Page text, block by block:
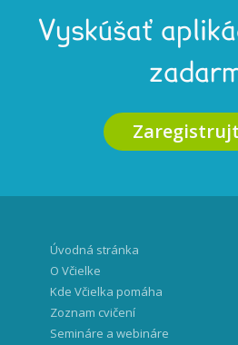
Vyskúšať
Úvodná stránka
O Včielke
Kde Včielka pomáha
Zoznam cvičení
Semináre a webináre